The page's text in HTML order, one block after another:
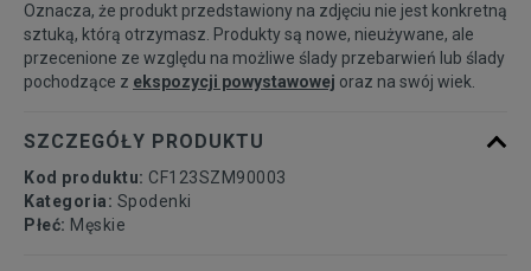
L
Powiadom o
dostępności
dostępności
Oznacza, że produkt przedstawiony na zdjęciu nie jest konkretną
sztuką, którą otrzymasz. Produkty są nowe, nieużywane, ale
przecenione ze względu na możliwe ślady przebarwień lub ślady
pochodzące z ekspozycji powystawowej oraz na swój wiek.
SZCZEGÓŁY PRODUKTU
Kod produktu: CF123SZM90003
Kategoria: Spodenki
Płeć: Męskie